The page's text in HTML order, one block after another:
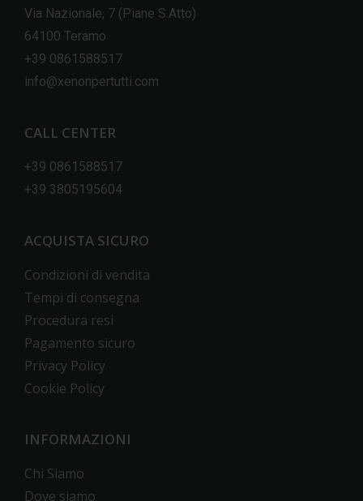
Via Nazionale, 7 (Piane S.Atto)
64100 Teramo
+39 0861588517
info@xenonpertutti.com
CALL CENTER
+39 0861588517
+39 3805195604
ACQUISTA SICURO
Condizioni di vendita
Tempi di consegna
Procedura resi
Pagamento sicuro
Privacy Policy
Cookie Policy
INFORMAZIONI
Chi Siamo
Dove siamo